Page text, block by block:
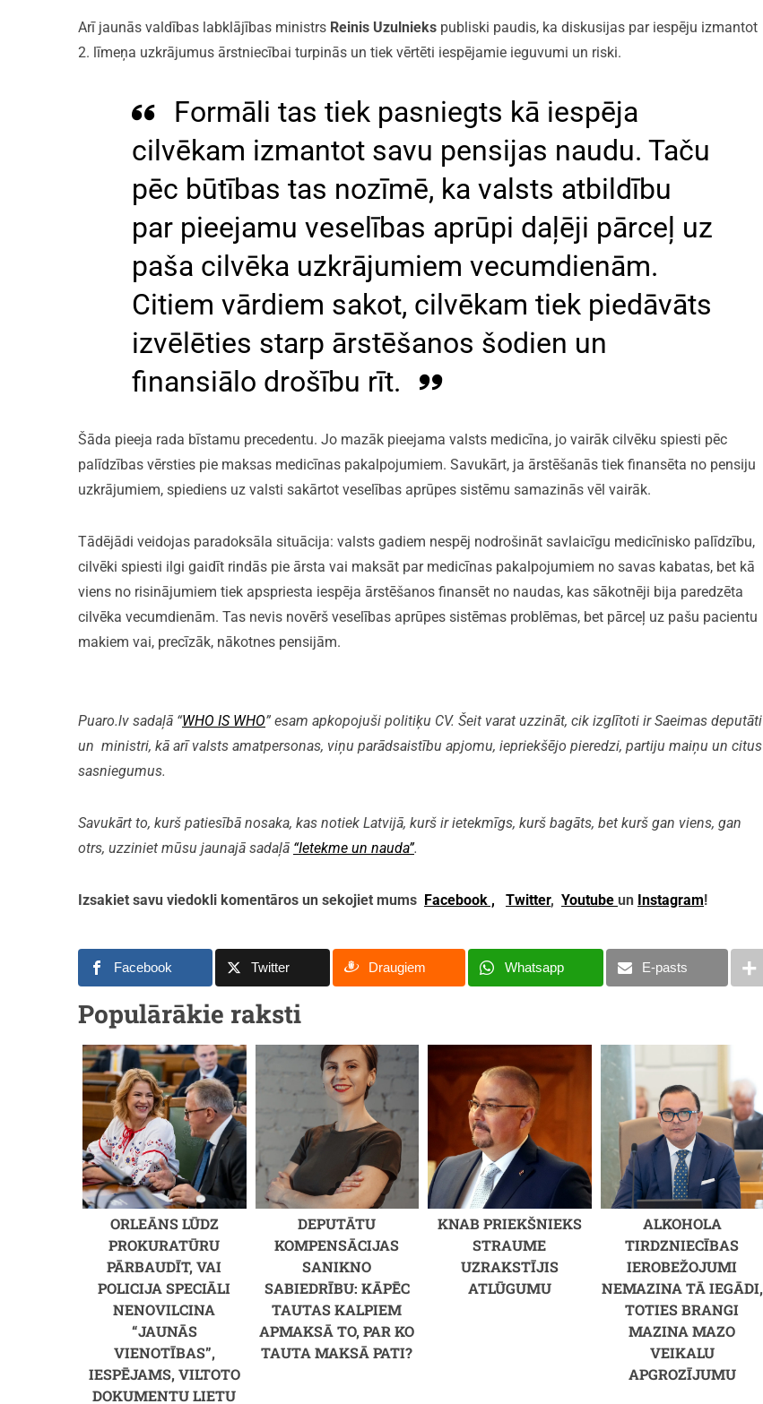
Arī jaunās valdības labklājības ministrs Reinis Uzulnieks publiski paudis, ka diskusijas par iespēju izmantot
2. līmeņa uzkrājumus ārstniecībai turpinās un tiek vērtēti iespējamie ieguvumi un riski.
Formāli tas tiek pasniegts kā iespēja
cilvēkam izmantot savu pensijas naudu. Taču
pēc būtības tas nozīmē, ka valsts atbildību
par pieejamu veselības aprūpi daļēji pārceļ uz
paša cilvēka uzkrājumiem vecumdienām.
Citiem vārdiem sakot, cilvēkam tiek piedāvāts
izvēlēties starp ārstēšanos šodien un
finansiālo drošību rīt.
Šāda pieeja rada bīstamu precedentu. Jo mazāk pieejama valsts medicīna, jo vairāk cilvēku spiesti pēc
palīdzības vērsties pie maksas medicīnas pakalpojumiem. Savukārt, ja ārstēšanās tiek finansēta no pensiju
uzkrājumiem, spiediens uz valsti sakārtot veselības aprūpes sistēmu samazinās vēl vairāk.
Tādējādi veidojas paradoksāla situācija: valsts gadiem nespēj nodrošināt savlaicīgu medicīnisko palīdzību,
cilvēki spiesti ilgi gaidīt rindās pie ārsta vai maksāt par medicīnas pakalpojumiem no savas kabatas, bet kā
viens no risinājumiem tiek apspriesta iespēja ārstēšanos finansēt no naudas, kas sākotnēji bija paredzēta
cilvēka vecumdienām. Tas nevis novērš veselības aprūpes sistēmas problēmas, bet pārceļ uz pašu pacientu
makiem vai, precīzāk, nākotnes pensijām.
Puaro.lv sadaļā “WHO IS WHO” esam apkopojuši politiķu CV. Šeit varat uzzināt, cik izglītoti ir Saeimas deputāti
un ministri, kā arī valsts amatpersonas, viņu parādsaistību apjomu, iepriekšējo pieredzi, partiju maiņu un citus
sasniegumus.
Savukārt to, kurš patiesībā nosaka, kas notiek Latvijā, kurš ir ietekmīgs, kurš bagāts, bet kurš gan viens, gan
otrs, uzziniet mūsu jaunajā sadaļā “Ietekme un nauda”.
Izsakiet savu viedokli komentāros un sekojiet mums Facebook , Twitter, Youtube un Instagram!
Facebook Twitter Draugiem Whatsapp E-pasts
Populārākie raksti
ORLEĀNS LŪDZ
PROKURATŪRU
PĀRBAUDĪT, VAI
POLICIJA SPECIĀLI
NENOVILCINA
“JAUNĀS
VIENOTĪBAS”,
IESPĒJAMS, VILTOTO
DOKUMENTU LIETU
DEPUTĀTU
KOMPENSĀCIJAS
SANIKNO
SABIEDRĪBU: KĀPĒC
TAUTAS KALPIEM
APMAKSĀ TO, PAR KO
TAUTA MAKSĀ PATI?
KNAB PRIEKŠNIEKS
STRAUME
UZRAKSTĪJIS
ATLŪGUMU
ALKOHOLA
TIRDZNIECĪBAS
IEROBEŽOJUMI
NEMAZINA TĀ IEGĀDI,
TOTIES BRANGI
MAZINA MAZO
VEIKALU
APGROZĪJUMU